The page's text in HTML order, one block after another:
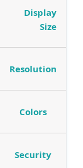
Display
Size
Resolution
Colors
Security